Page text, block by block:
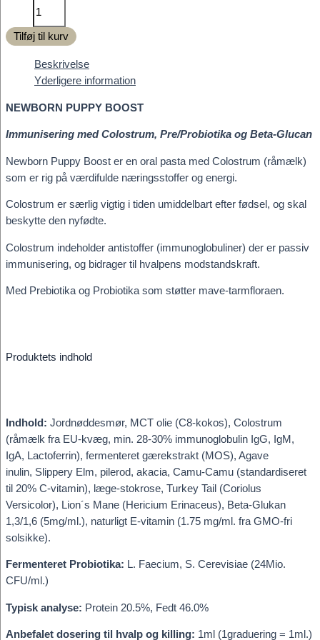
PUPPY
Tilføj til kurv
Beskrivelse
Yderligere information
NEWBORN PUPPY BOOST
Immunisering med Colostrum, Pre/Probiotika og Beta-Glucan
Newborn Puppy Boost er en oral pasta med Colostrum (råmælk)
som er rig på værdifulde næringsstoffer og energi.
Colostrum er særlig vigtig i tiden umiddelbart efter fødsel, og skal
beskytte den nyfødte.
Colostrum indeholder antistoffer (immunoglobuliner) der er passiv
immunisering, og bidrager til hvalpens modstandskraft.
Med Prebiotika og Probiotika som støtter mave-tarmfloraen.
Produktets indhold
Indhold: Jordnøddesmør, MCT olie (C8-kokos), Colostrum
(råmælk fra EU-kvæg, min. 28-30% immunoglobulin IgG, IgM,
IgA, Lactoferrin), fermenteret gærekstrakt (MOS), Agave
inulin, Slippery Elm, pilerod, akacia, Camu-Camu (standardiseret
til 20% C-vitamin), læge-stokrose, Turkey Tail (Coriolus
Versicolor), Lion´s Mane (Hericium Erinaceus), Beta-Glukan
1,3/1,6 (5mg/ml.), naturligt E-vitamin (1.75 mg/ml. fra GMO-fri
solsikke).
Fermenteret Probiotika: L. Faecium, S. Cerevisiae (24Mio.
CFU/ml.)
Typisk analyse: Protein 20.5%, Fedt 46.0%
Anbefalet dosering til hvalp og killing: 1ml (1graduering = 1ml.)